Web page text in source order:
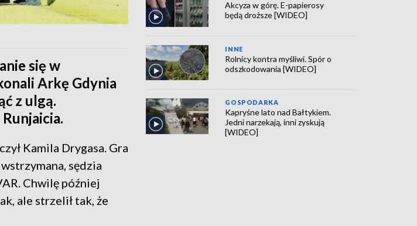
się w
Arkę Gdynia
z ulgą.
Kamila Drygasa. Gra
sędzia
Chwilę później
ale strzelił tak, że
Akcyza w górę. E-papierosy
będą droższe [WIDEO]
INNE
Rolnicy kontra myśliwi. Spór o
odszkodowania [WIDEO]
GOSPODARKA
Kapryśne lato nad Bałtykiem.
Jedni narzekają, inni zyskują
[WIDEO]